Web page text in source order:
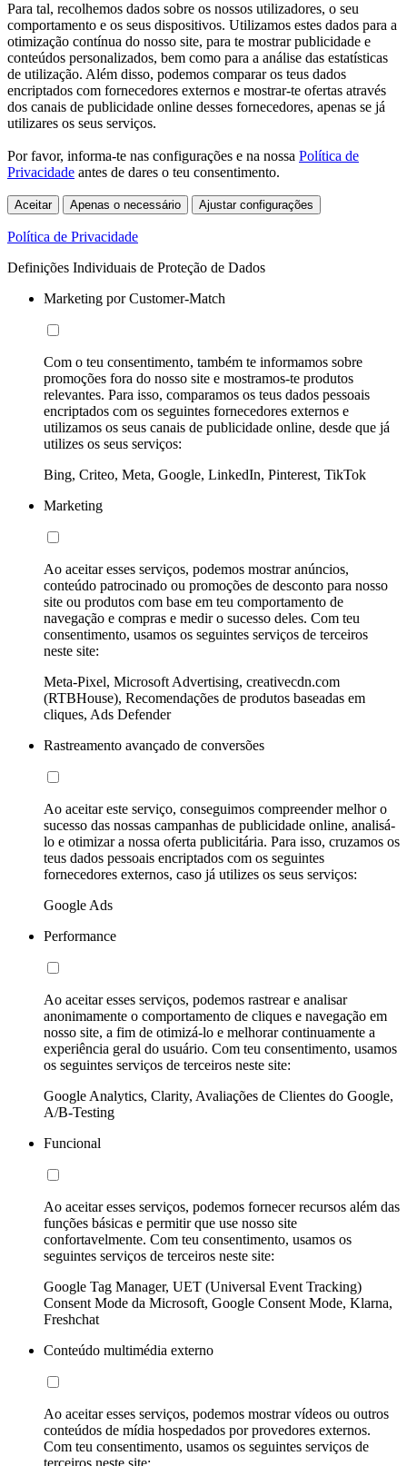
Para tal, recolhemos dados sobre os nossos utilizadores, o seu
comportamento e os seus dispositivos. Utilizamos estes dados para a
otimização contínua do nosso site, para te mostrar publicidade e
conteúdos personalizados, bem como para a análise das estatísticas
de utilização. Além disso, podemos comparar os teus dados
encriptados com fornecedores externos e mostrar-te ofertas através
dos canais de publicidade online desses fornecedores, apenas se já
utilizares os seus serviços.
Por favor, informa-te nas configurações e na nossa Política de
Privacidade antes de dares o teu consentimento.
Aceitar Apenas o necessário Ajustar configurações
Política de Privacidade
Definições Individuais de Proteção de Dados
Marketing por Customer-Match
Com o teu consentimento, também te informamos sobre
promoções fora do nosso site e mostramos-te produtos
relevantes. Para isso, comparamos os teus dados pessoais
encriptados com os seguintes fornecedores externos e
utilizamos os seus canais de publicidade online, desde que já
utilizes os seus serviços:
Bing, Criteo, Meta, Google, LinkedIn, Pinterest, TikTok
Marketing
Ao aceitar esses serviços, podemos mostrar anúncios,
conteúdo patrocinado ou promoções de desconto para nosso
site ou produtos com base em teu comportamento de
navegação e compras e medir o sucesso deles. Com teu
consentimento, usamos os seguintes serviços de terceiros
neste site:
Meta-Pixel, Microsoft Advertising, creativecdn.com
(RTBHouse), Recomendações de produtos baseadas em
cliques, Ads Defender
Rastreamento avançado de conversões
Ao aceitar este serviço, conseguimos compreender melhor o
sucesso das nossas campanhas de publicidade online, analisá-
lo e otimizar a nossa oferta publicitária. Para isso, cruzamos os
teus dados pessoais encriptados com os seguintes
fornecedores externos, caso já utilizes os seus serviços:
Google Ads
Performance
Ao aceitar esses serviços, podemos rastrear e analisar
anonimamente o comportamento de cliques e navegação em
nosso site, a fim de otimizá-lo e melhorar continuamente a
experiência geral do usuário. Com teu consentimento, usamos
os seguintes serviços de terceiros neste site:
Google Analytics, Clarity, Avaliações de Clientes do Google,
A/B-Testing
Funcional
Ao aceitar esses serviços, podemos fornecer recursos além das
funções básicas e permitir que use nosso site
confortavelmente. Com teu consentimento, usamos os
seguintes serviços de terceiros neste site:
Google Tag Manager, UET (Universal Event Tracking)
Consent Mode da Microsoft, Google Consent Mode, Klarna,
Freshchat
Conteúdo multimédia externo
Ao aceitar esses serviços, podemos mostrar vídeos ou outros
conteúdos de mídia hospedados por provedores externos.
Com teu consentimento, usamos os seguintes serviços de